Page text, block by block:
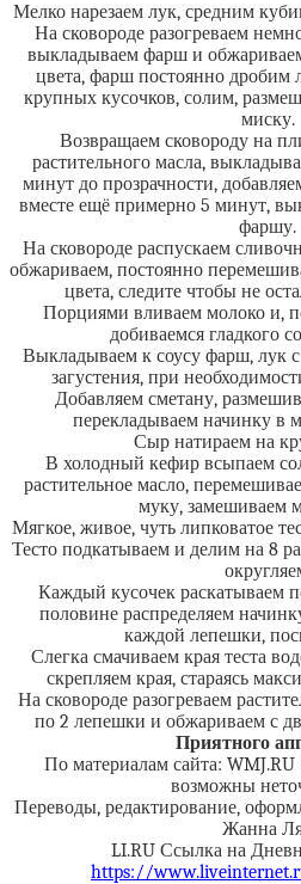
Мелко нарезаем лук, средним
На сковороде разогреваем
выкладываем фарш и
цвета, фарш постоянно дробим
крупных кусочков, солим,
миску.
Возвращаем сковороду на
растительного масла,
минут до прозрачности,
вместе ещё примерно 5 минут,
фаршу.
На сковороде распускаем
обжариваем, постоянно
цвета, следите чтобы не
Порциями вливаем молоко и,
добиваемся гладкого
Выкладываем к соусу фарш, лук
загустения, при
Добавляем сметану,
перекладываем начинку в
Сыр натираем на
В холодный кефир всыпаем
растительное масло,
муку, замешиваем
Мягкое, живое, чуть липковатое
Тесто подкатываем и делим на 8
Каждый кусочек раскатываем
половине распределяем
каждой лепешки,
Слегка смачиваем края теста
скрепляем края, стараясь
На сковороде разогреваем
по 2 лепешки и обжариваем с
Приятного
По материалам сайта:
возможны
Переводы, редактирование,
Жанна
LI.RU Ссылка на
https://